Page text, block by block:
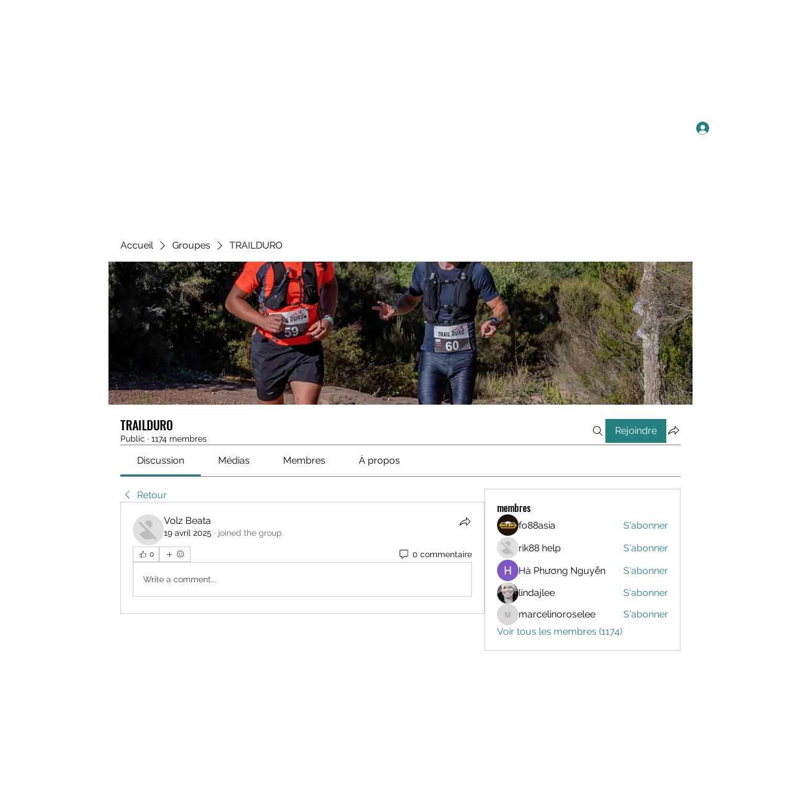
Accueil Groupes TRAILDURO
TRAILDURO
Public · 1174 membres
Rejoindre
Discussion Médias Membres À propos
Retour
Volz Beata
19 avril 2025 · joined the group.
0 0 commentaire
Write a comment...
membres
fo88asia
S'abonner
rik88 help
S'abonner
Hà Phương Nguyễn
S'abonner
lindajlee
S'abonner
marcelinoroselee
marcelinoroselee
S'abonner
Voir tous les membres (1174)